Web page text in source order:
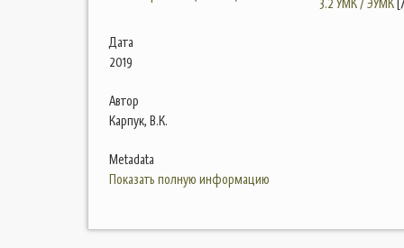
Дата
2019
Автор
Карпук, В.К.
Metadata
Показать полную информацию
3.2 УМК / ЭУМК